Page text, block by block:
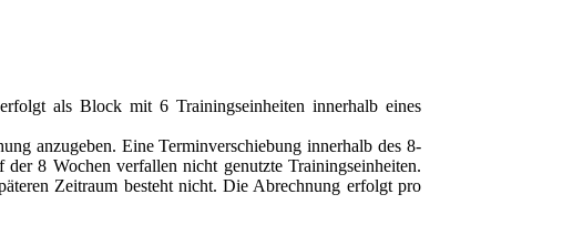
als Block mit 6 Trainingseinheiten innerhalb eines
anzugeben. Eine Terminverschiebung innerhalb des 8-
8 Wochen verfallen nicht genutzte Trainingseinheiten.
Zeitraum besteht nicht. Die Abrechnung erfolgt pro